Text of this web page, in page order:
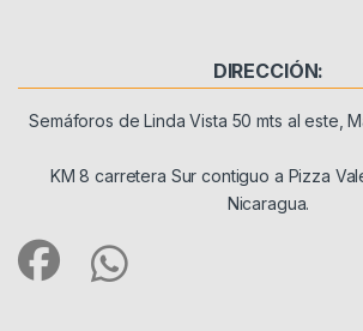
DIRECCIÓN:
Semáforos de Linda Vista 50 mts al este,
KM 8 carretera Sur contiguo a Pizza
Nicaragua.